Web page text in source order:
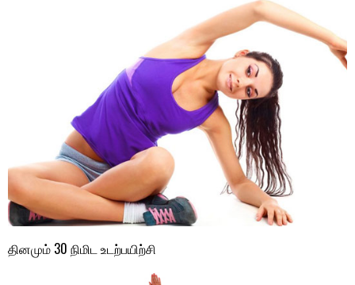
தினமும் 30 நிமிட உடற்பயிற்சி